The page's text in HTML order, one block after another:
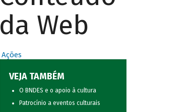
da Web
Ações
VEJA TAMBÉM
O BNDES e o apoio à cultura
Patrocínio a eventos culturais